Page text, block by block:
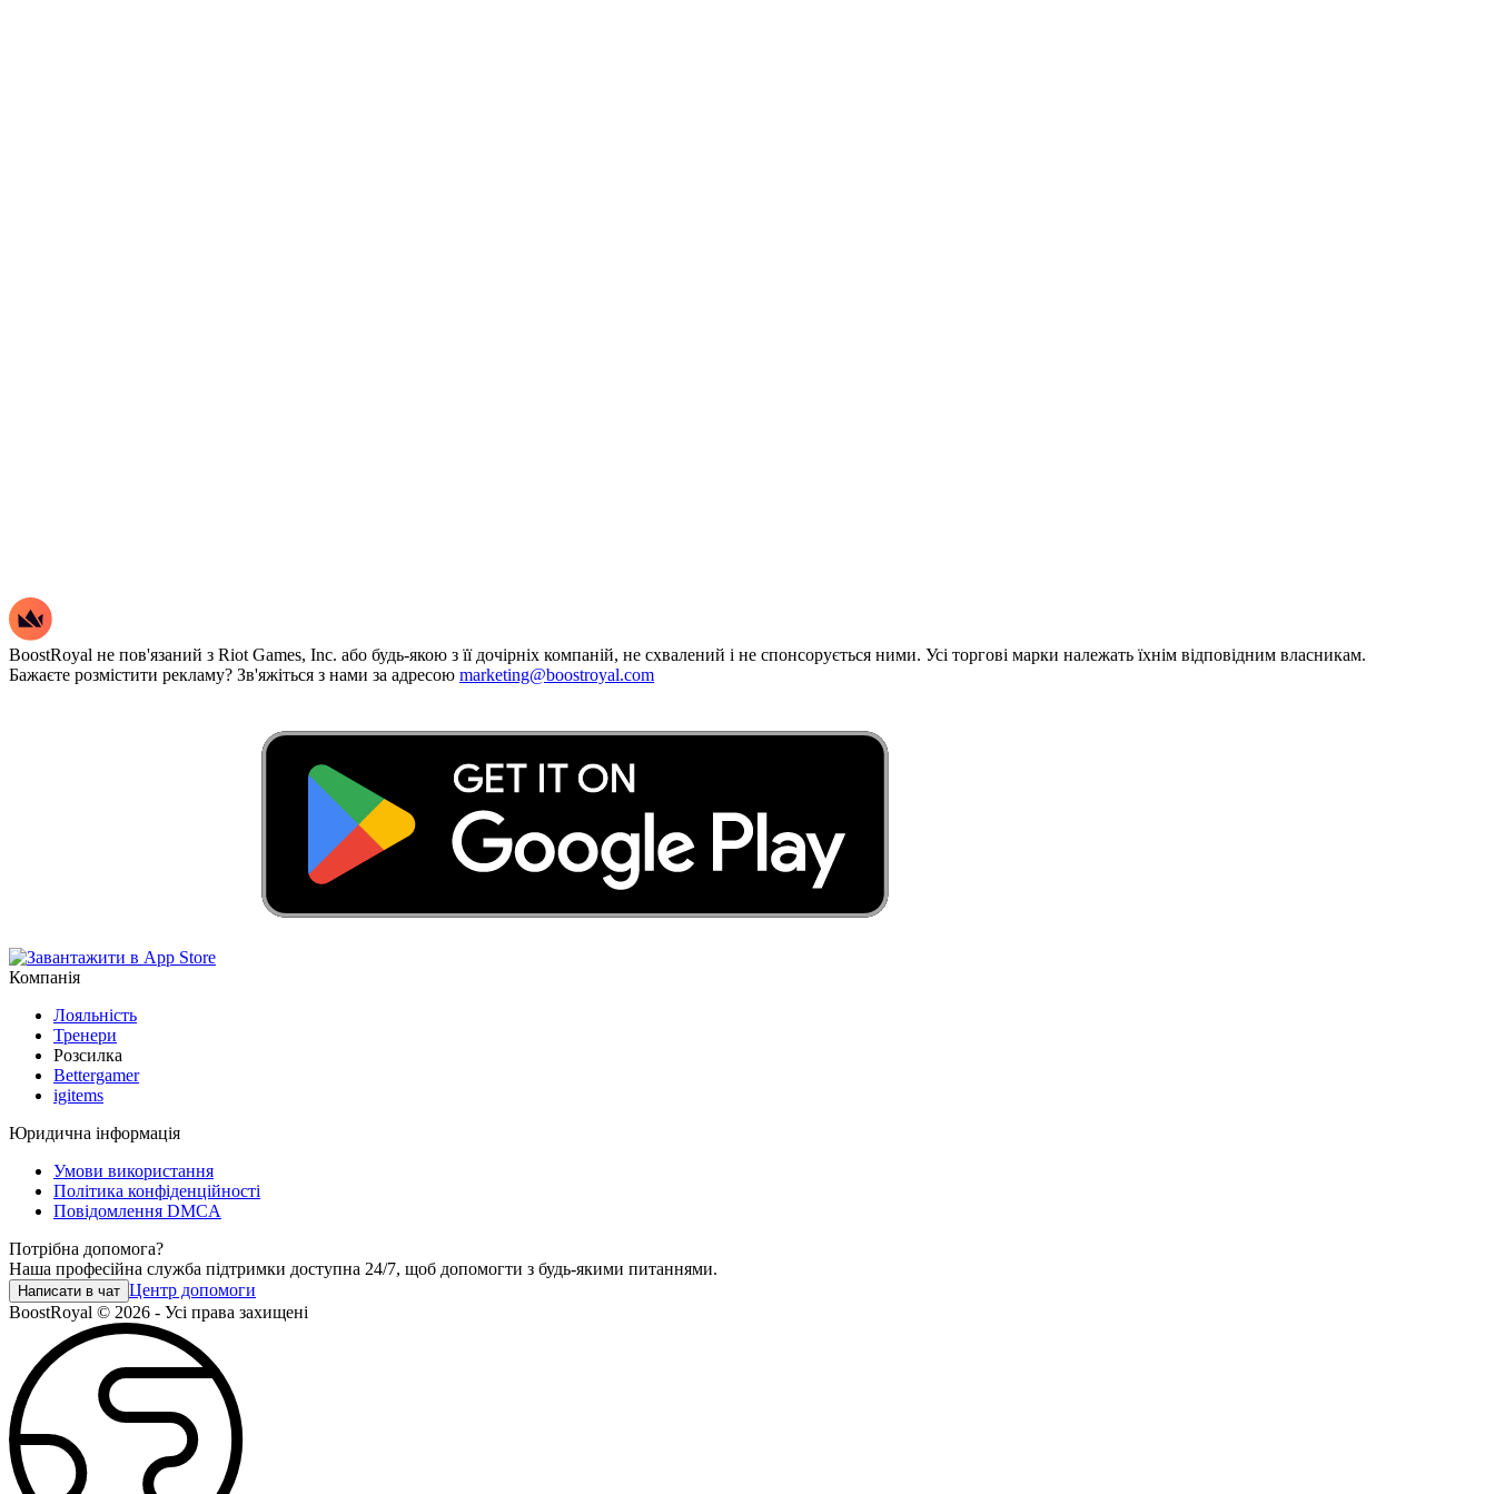
BoostRoyal не пов'язаний з Riot Games, Inc. або будь-якою з її дочірніх компаній, не схвалений і не спонсорується ними. Усі торгові марки належать їхнім відповідним власникам.
Бажаєте розмістити рекламу? Зв'яжіться з нами за адресою marketing@boostroyal.com
Компанія
Лояльність
Тренери
Розсилка
Bettergamer
igitems
Юридична інформація
Умови використання
Політика конфіденційності
Повідомлення DMCA
Потрібна допомога?
Наша професійна служба підтримки доступна 24/7, щоб допомогти з будь-якими питаннями.
Написати в чат Центр допомоги
BoostRoyal © 2026 - Усі права захищені